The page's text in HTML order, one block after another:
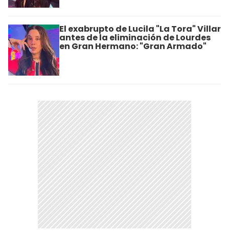
El exabrupto de Lucila "La Tora" Villar
antes de la eliminación de Lourdes
en Gran Hermano: "Gran Armado"